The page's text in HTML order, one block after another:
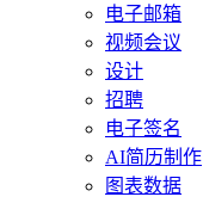
电子邮箱
视频会议
设计
招聘
电子签名
AI简历制作
图表数据